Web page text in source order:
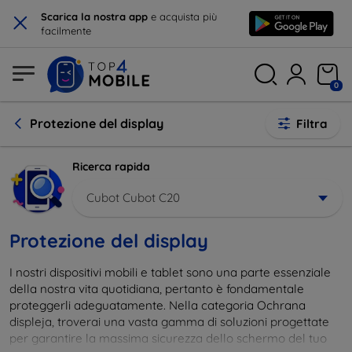
× Scarica la nostra app e acquista più
facilmente
0
Protezione del display Filtra
Ricerca rapida
Cubot Cubot C20
Protezione del display
I nostri dispositivi mobili e tablet sono una parte essenziale
della nostra vita quotidiana, pertanto è fondamentale
proteggerli adeguatamente. Nella categoria Ochrana
displeja, troverai una vasta gamma di soluzioni progettate
per garantire la massima sicurezza dello schermo del tuo